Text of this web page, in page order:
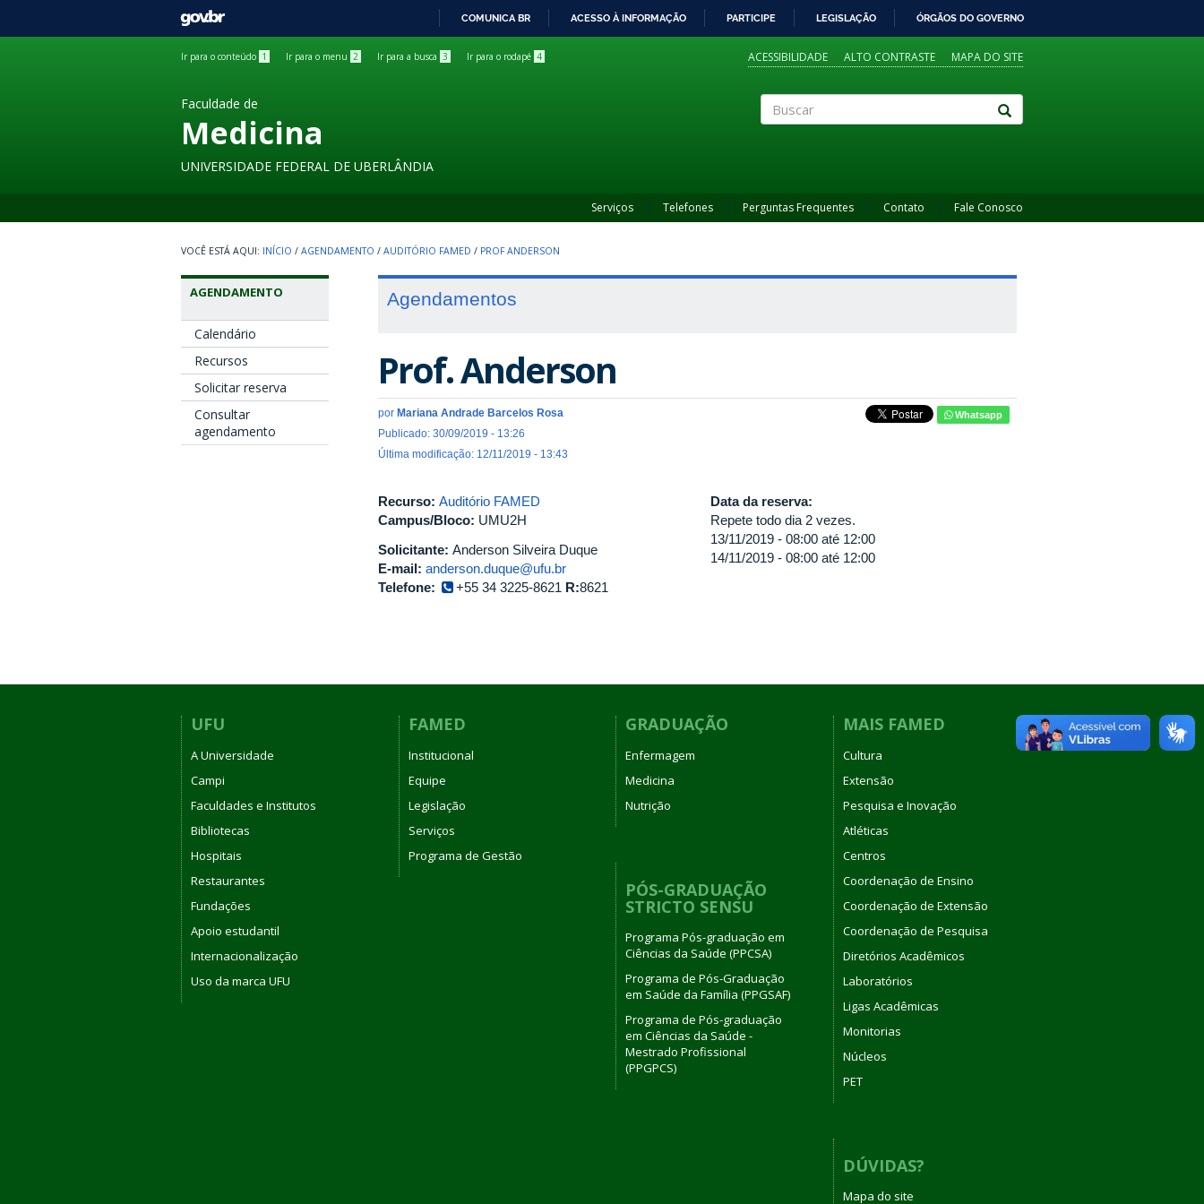
GOVBR
COMUNICA BR ACESSO À INFORMAÇÃO PARTICIPE LEGISLAÇÃO ÓRGÃOS DO GOVERNO
Ir para o conteúdo 1 Ir para o menu 2 Ir para a busca 3 Ir para o rodapé 4 ACESSIBILIDADE ALTO CONTRASTE MAPA DO SITE
Faculdade de
Medicina
UNIVERSIDADE FEDERAL DE UBERLÂNDIA
Serviços Telefones Perguntas Frequentes Contato Fale Conosco
INÍCIO / AGENDAMENTO / AUDITÓRIO FAMED / PROF ANDERSON
AGENDAMENTO
Calendário
Recursos
Solicitar reserva
Consultar
agendamento
Agendamentos
Prof. Anderson
por Mariana Andrade Barcelos Rosa
Publicado: 30/09/2019 - 13:26
Última modificação: 12/11/2019 - 13:43
Whatsapp
Recurso: Auditório FAMED
Campus/Bloco: UMU2H
Solicitante: Anderson Silveira Duque
E-mail: anderson.duque@ufu.br
Telefone:
+55 34 3225-8621 R:8621
Data da reserva:
Repete todo dia 2 vezes.
13/11/2019 -08:00 até 12:00
14/11/2019 -08:00 até 12:00
UFU
A Universidade
Campi
Faculdades e Institutos
Bibliotecas
Hospitais
Restaurantes
Fundações
Apoio estudantil
Internacionalização
Uso da marca UFU
FAMED
Institucional
Equipe
Legislação
Serviços
Programa de Gestão
GRADUAÇÃO
Enfermagem
Medicina
Nutrição
PÓS-GRADUAÇÃO
STRICTO SENSU
Programa Pós-graduação em
Ciências da Saúde (PPCSA)
Programa de Pós-Graduação
em Saúde da Família (PPGSAF)
Programa de Pós-graduação
em Ciências da Saúde -
Mestrado Profissional
(PPGPCS)
MAIS FAMED
Cultura
Extensão
Pesquisa e Inovação
Atléticas
Centros
Coordenação de Ensino
Coordenação de Extensão
Coordenação de Pesquisa
Diretórios Acadêmicos
Laboratórios
Ligas Acadêmicas
Monitorias
Núcleos
PET
DÚVIDAS?
Mapa do site